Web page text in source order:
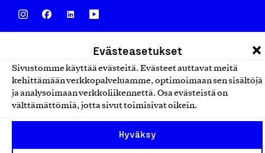
Evästeasetukset
Sivustomme käyttää evästeitä. Evästeet auttavat meitä
kehittämään verkkopalveluamme, optimoimaan sen sisältöjä
ja analysoimaan verkkoliikennettä. Osa evästeistä on
välttämättömiä, jotta sivut toimisivat oikein.
Hyväksy
Design From Finland